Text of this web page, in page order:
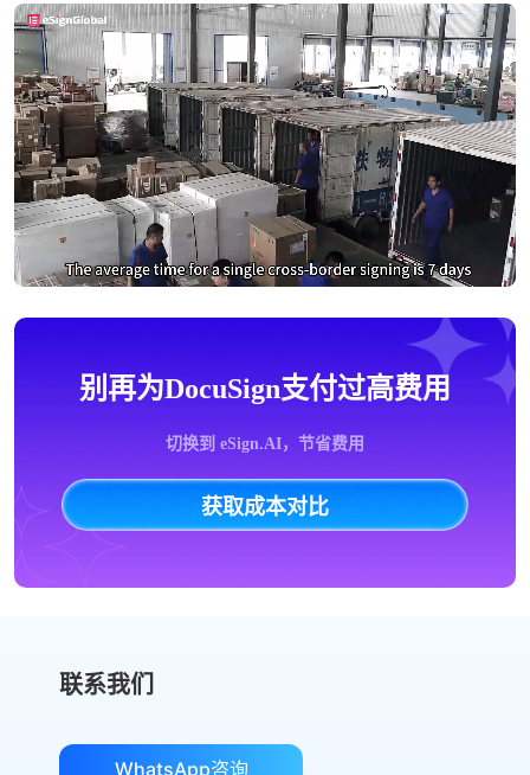
别再为DocuSign支付过高费用
切换到 eSign.AI，节省费用
获取成本对比
联系我们
WhatsApp咨询